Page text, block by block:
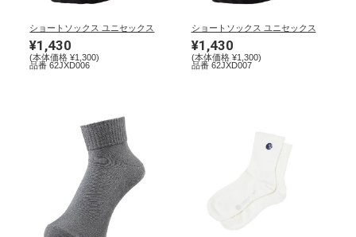
インナー
アウトドア／レイン
サポーター
ショートソックス ユニセックス
¥1,430
(本体価格 ¥1,300)
品番 62JXD006
ショートソックス ユニセックス
¥1,430
(本体価格 ¥1,300)
品番 62JXD007